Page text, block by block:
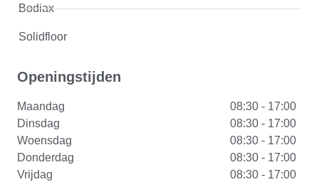
Bodiax
Solidfloor
Openingstijden
Maandag
08:30 - 17:00
Dinsdag
08:30 - 17:00
Woensdag
08:30 - 17:00
Donderdag
08:30 - 17:00
Vrijdag
08:30 - 17:00